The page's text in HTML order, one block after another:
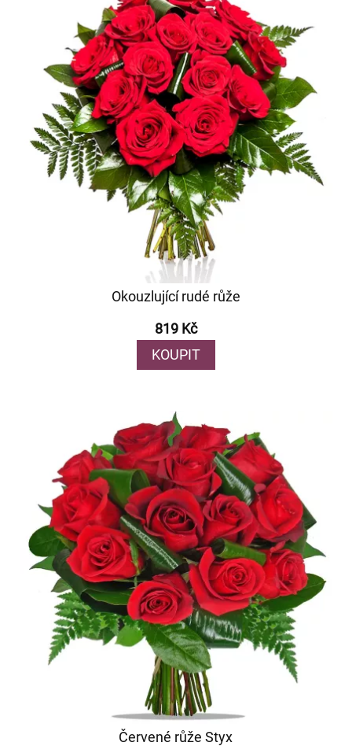
Okouzlující rudé růže
819 Kč
KOUPIT
Červené růže Styx